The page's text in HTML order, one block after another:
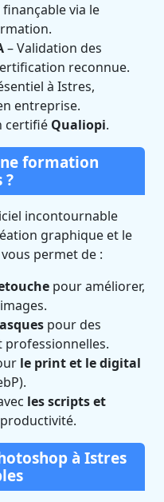
via le
– Validation des
reconnue.
à Istres,
entreprise.
certifié Qualiopi.
formation
?
incontournable
graphique et le
permet de :
pour améliorer,
pour des
professionnelles.
le print et le digital
les scripts et
à Istres